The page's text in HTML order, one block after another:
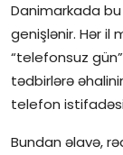
Danimarkada
genişlənir. Hər il
“telefonsuz
tədbirlərə
telefon istifadəsi
Bundan əlavə,